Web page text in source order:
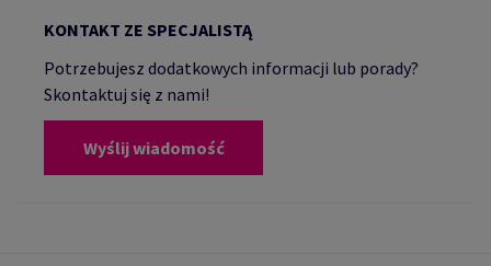
KONTAKT ZE SPECJALISTĄ
Potrzebujesz dodatkowych informacji lub porady?
Skontaktuj się z nami!
Wyślij wiadomość